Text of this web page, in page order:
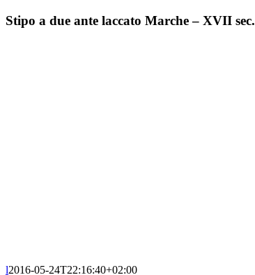
Stipo a due ante laccato Marche – XVII sec.
l2016-05-24T22:16:40+02:00